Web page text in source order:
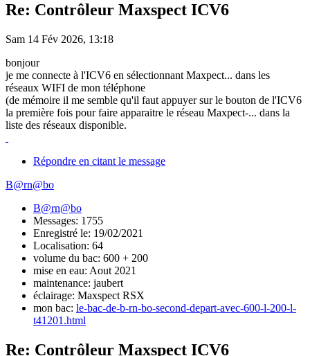
Re: Contrôleur Maxspect ICV6
Sam 14 Fév 2026, 13:18
bonjour
je me connecte à l'ICV6 en sélectionnant Maxpect... dans les
réseaux WIFI de mon téléphone
(de mémoire il me semble qu'il faut appuyer sur le bouton de l'ICV6
la première fois pour faire apparaitre le réseau Maxpect-... dans la
liste des réseaux disponible.
Répondre en citant le message
B@rn@bo
B@rn@bo
Messages: 1755
Enregistré le: 19/02/2021
Localisation: 64
volume du bac: 600 + 200
mise en eau: Aout 2021
maintenance: jaubert
éclairage: Maxspect RSX
mon bac: le-bac-de-b-rn-bo-second-depart-avec-600-l-200-l-
t41201.html
Re: Contrôleur Maxspect ICV6